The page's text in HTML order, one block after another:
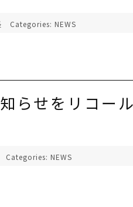
Categories: NEWS
らせをリコー
Categories: NEWS